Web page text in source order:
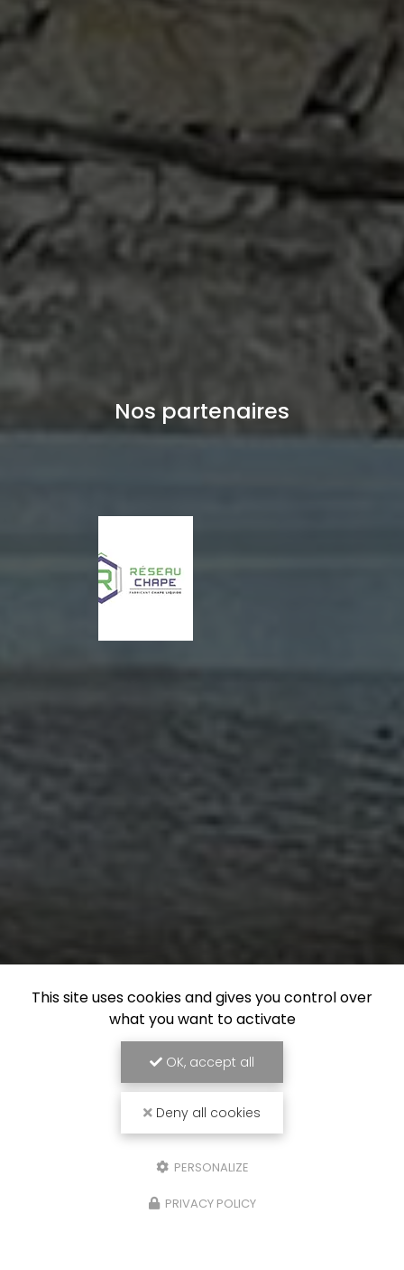
Nos partenaires
This site uses cookies and gives you control over
what you want to activate
OK, accept all
Deny all cookies
PERSONALIZE
PRIVACY POLICY